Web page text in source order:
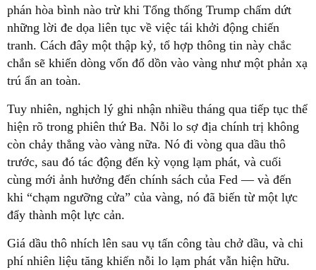
phán hòa bình nào trừ khi Tổng thống Trump chấm dứt
những lời đe dọa liên tục về việc tái khởi động chiến
tranh. Cách đây một thập kỷ, tổ hợp thông tin này chắc
chắn sẽ khiến dòng vốn đổ dồn vào vàng như một phản xạ
trú ẩn an toàn.
Tuy nhiên, nghịch lý ghi nhận nhiều tháng qua tiếp tục thể
hiện rõ trong phiên thứ Ba. Nỗi lo sợ địa chính trị không
còn chảy thẳng vào vàng nữa. Nó đi vòng qua dầu thô
trước, sau đó tác động đến kỳ vọng lạm phát, và cuối
cùng mới ảnh hưởng đến chính sách của Fed — và đến
khi “chạm ngưỡng cửa” của vàng, nó đã biến từ một lực
đẩy thành một lực cản.
Giá dầu thô nhích lên sau vụ tấn công tàu chở dầu, và chi
phí nhiên liệu tăng khiến nỗi lo lạm phát vẫn hiện hữu.